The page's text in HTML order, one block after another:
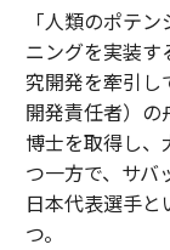
「人類のポテ
ニングを実装
究開発を牽引
開発責任者）
博士を取得し
つ一方で、サバ
日本代表選手
つ。